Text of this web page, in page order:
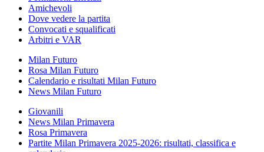
Amichevoli
Dove vedere la partita
Convocati e squalificati
Arbitri e VAR
Milan Futuro
Rosa Milan Futuro
Calendario e risultati Milan Futuro
News Milan Futuro
Giovanili
News Milan Primavera
Rosa Primavera
Partite Milan Primavera 2025-2026: risultati, classifica e